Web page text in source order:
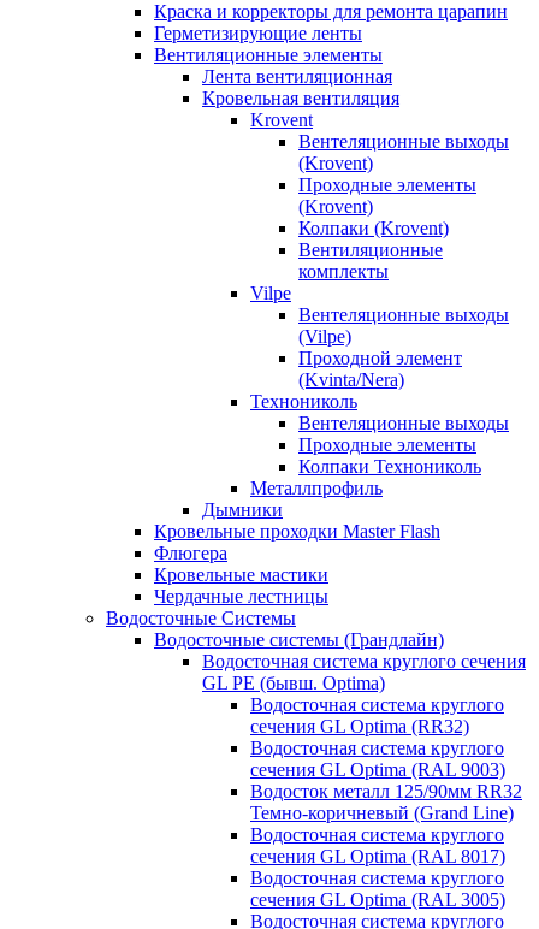
Краска и корректоры для ремонта царапин
Герметизирующие ленты
Вентиляционные элементы
Лента вентиляционная
Кровельная вентиляция
Krovent
Вентеляционные выходы
(Krovent)
Проходные элементы
(Krovent)
Колпаки (Krovent)
Вентиляционные
комплекты
Vilpe
Вентеляционные выходы
(Vilpe)
Проходной элемент
(Kvinta/Nera)
Технониколь
Вентеляционные выходы
Проходные элементы
Колпаки Технониколь
Металлпрофиль
Дымники
Кровельные проходки Master Flash
Флюгера
Кровельные мастики
Чердачные лестницы
Водосточные Системы
Водосточные системы (Грандлайн)
Водосточная система круглого сечения
GL PE (бывш. Optima)
Водосточная система круглого
сечения GL Optima (RR32)
Водосточная система круглого
сечения GL Optima (RAL 9003)
Водосток металл 125/90мм RR32
Темно-коричневый (Grand Line)
Водосточная система круглого
сечения GL Optima (RAL 8017)
Водосточная система круглого
сечения GL Optima (RAL 3005)
Водосточная система круглого